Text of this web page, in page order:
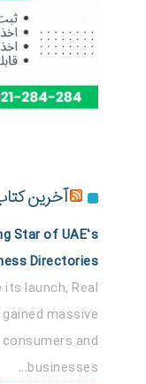
آخرین
Star of UAE’s
Directories
launch, Real
massive
and
businesses...